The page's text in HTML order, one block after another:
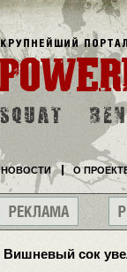
Вишневый сок
НОВОСТИ О